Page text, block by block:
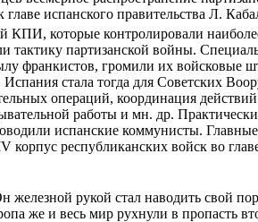
испанского правительства Л.
КПИ, которые контролировали
тактику партизанской войны.
франкистов, громили их войсковые
стала тогда для Советских
операций, координация
работы и мн. др.
испанские коммунисты.
корпус республиканских войск во
рукой стал наводить свой
же и весь мир рухнули в пропасть